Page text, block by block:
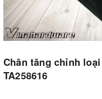
Chân tăng chỉnh
TA258616